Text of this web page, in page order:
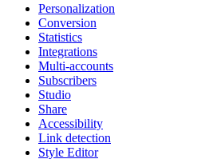
Personalization
Conversion
Statistics
Integrations
Multi-accounts
Subscribers
Studio
Share
Accessibility
Link detection
Style Editor